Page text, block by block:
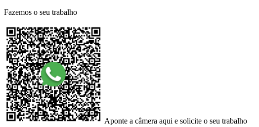
Fazemos o seu trabalho
Aponte a câmera aqui e solicite o seu trabalho